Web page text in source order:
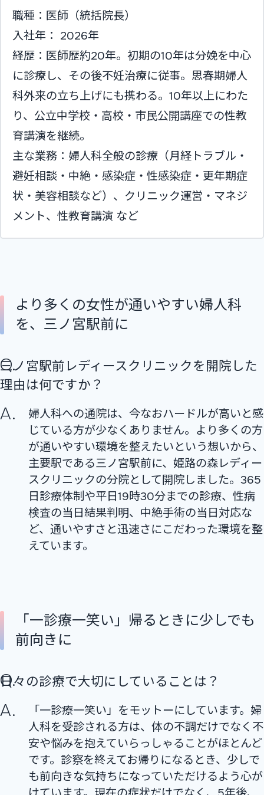
職種：医師（統括院長）
入社年： 2026年
経歴：医師歴約20年。初期の10年は分娩を中心
に診療し、その後不妊治療に従事。思春期婦人
科外来の立ち上げにも携わる。10年以上にわた
り、公立中学校・高校・市民公開講座での性教
育講演を継続。
主な業務：婦人科全般の診療（月経トラブル・
避妊相談・中絶・感染症・性感染症・更年期症
状・美容相談など）、クリニック運営・マネジ
メント、性教育講演 など
より多くの女性が通いやすい婦人科
を、三ノ宮駅前に
三ノ宮駅前レディースクリニックを開院した
理由は何ですか？
婦人科への通院は、今なおハードルが高いと感
じている方が少なくありません。より多くの方
が通いやすい環境を整えたいという想いから、
主要駅である三ノ宮駅前に、姫路の森レディー
スクリニックの分院として開院しました。365
日診療体制や平日19時30分までの診療、性病
検査の当日結果判明、中絶手術の当日対応な
ど、通いやすさと迅速さにこだわった環境を整
えています。
「一診療一笑い」帰るときに少しでも
前向きに
日々の診療で大切にしていることは？
「一診療一笑い」をモットーにしています。婦
人科を受診される方は、体の不調だけでなく不
安や悩みを抱えていらっしゃることがほとんど
です。診察を終えてお帰りになるとき、少しで
も前向きな気持ちになっていただけるよう心が